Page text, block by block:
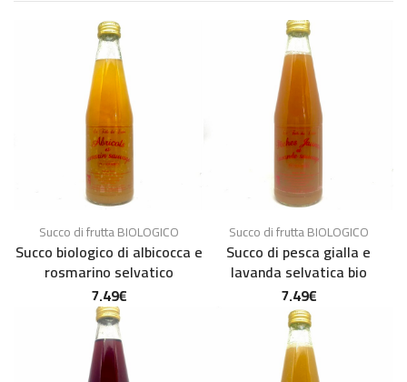
Succo di frutta BIOLOGICO
Succo biologico di albicocca e
rosmarino selvatico
7.49€
Succo di frutta BIOLOGICO
Succo di pesca gialla e
lavanda selvatica bio
7.49€